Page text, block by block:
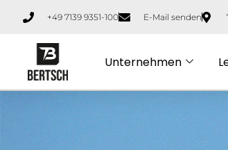
+49 7139 9351-100 E-Mail senden
Unternehmen